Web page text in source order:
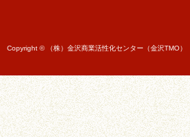
Copyright © （株）金沢商業活性化センター（金沢TMO